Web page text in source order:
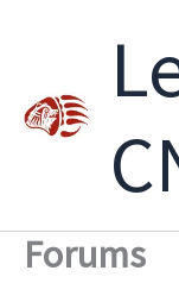
Forums